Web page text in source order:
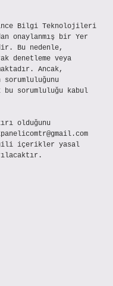
Bilgi Teknolojileri
onaylanmış bir Yer
Bu nedenle,
veya
Ancak,
sorumluluğu kabul
olduğunu
içerikler yasal